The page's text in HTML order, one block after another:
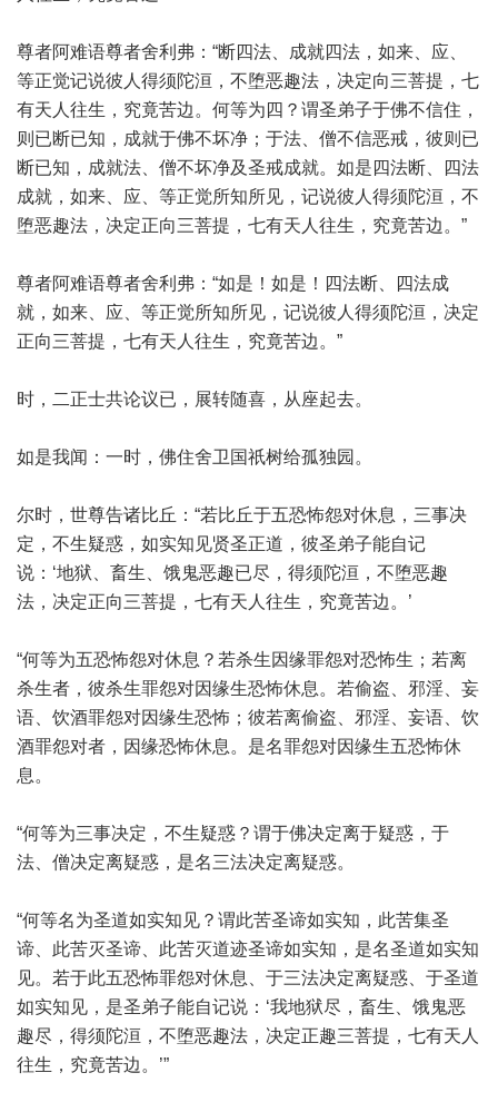
尊者阿难语尊者舍利弗：“断四法、成就四法，如来、应、
等正觉记说彼人得须陀洹，不堕恶趣法，决定向三菩提，七
有天人往生，究竟苦边。何等为四？谓圣弟子于佛不信住，
则已断已知，成就于佛不坏净；于法、僧不信恶戒，彼则已
断已知，成就法、僧不坏净及圣戒成就。如是四法断、四法
成就，如来、应、等正觉所知所见，记说彼人得须陀洹，不
堕恶趣法，决定正向三菩提，七有天人往生，究竟苦边。”
尊者阿难语尊者舍利弗：“如是！如是！四法断、四法成
就，如来、应、等正觉所知所见，记说彼人得须陀洹，决定
正向三菩提，七有天人往生，究竟苦边。”
时，二正士共论议已，展转随喜，从座起去。
如是我闻：一时，佛住舍卫国祇树给孤独园。
尔时，世尊告诸比丘：“若比丘于五恐怖怨对休息，三事决
定，不生疑惑，如实知见贤圣正道，彼圣弟子能自记
说：‘地狱、畜生、饿鬼恶趣已尽，得须陀洹，不堕恶趣
法，决定正向三菩提，七有天人往生，究竟苦边。’
“何等为五恐怖怨对休息？若杀生因缘罪怨对恐怖生；若离
杀生者，彼杀生罪怨对因缘生恐怖休息。若偷盗、邪淫、妄
语、饮酒罪怨对因缘生恐怖；彼若离偷盗、邪淫、妄语、饮
酒罪怨对者，因缘恐怖休息。是名罪怨对因缘生五恐怖休
息。
“何等为三事决定，不生疑惑？谓于佛决定离于疑惑，于
法、僧决定离疑惑，是名三法决定离疑惑。
“何等名为圣道如实知见？谓此苦圣谛如实知，此苦集圣
谛、此苦灭圣谛、此苦灭道迹圣谛如实知，是名圣道如实知
见。若于此五恐怖罪怨对休息、于三法决定离疑惑、于圣道
如实知见，是圣弟子能自记说：‘我地狱尽，畜生、饿鬼恶
趣尽，得须陀洹，不堕恶趣法，决定正趣三菩提，七有天人
往生，究竟苦边。’”